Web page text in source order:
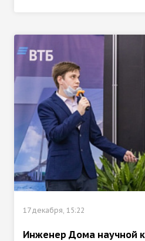
17 декабря, 15:22
Инженер Дома научной